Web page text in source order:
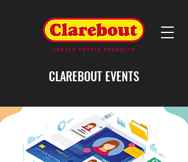
CLAREBOUT EVENTS